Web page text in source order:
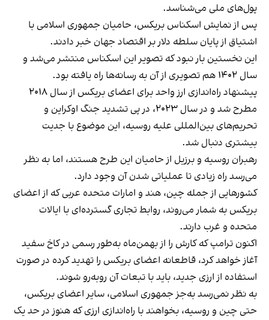
پول‌های ملی می‌شناسد.
پس از نمایش اسکناس بریکس، حامیان جمهوری اسلامی با
اشتیاق از پایان سلطه دلار بر اقتصاد جهان خبر دادند.
این نخستین بار نبود که تصویر این اسکناس منتشر می‌شد و
سال ۱۴۰۲ هم تصویری از آن به رسانه‌ها راه یافته بود.
پیشنهاد راه‌اندازی ارز واحد برای اعضای بریکس از سال ۲۰۱۸
مطرح شد و در سال ۲۰۲۳، در پی تشدید جنگ اوکراین و
تحریم‌های بین‌المللی علیه روسیه، این موضوع با جدیت
بیشتری دنبال شد.
رهبران روسیه و برزیل از حامیان این طرح هستند، اما به نظر
می‌رسد راه زیادی تا عملیاتی شدن آن وجود دارد.
کشورهایی از جمله چین، هند و امارات متحده عربی که از اعضای
بریکس به شمار‌ می‌روند، روابط تجاری گسترده‌ای با ایالات
متحده و غرب دارند.
اکنون ترامپ که کارش را از بهمن‌ماه به‌طور رسمی در کاخ سفید
آغاز خواهد کرد، قاطعانه اعضای بریکس را تهدید کرده در صورت
استفاده از ارزی جدید، باید با تبعات آن روبه‌رو شوند.
به نظر نمی‌رسد به‌جز جمهوری اسلامی، سایر اعضای بریکس،
حتی چین و روسیه، بخواهند با راه‌اندازی ارزی که هنوز در حد یک